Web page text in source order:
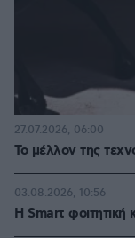
Το μέλλον της
27.07.2026, 06:00
Η Smart φοιτητική
03.08.2026, 10:56